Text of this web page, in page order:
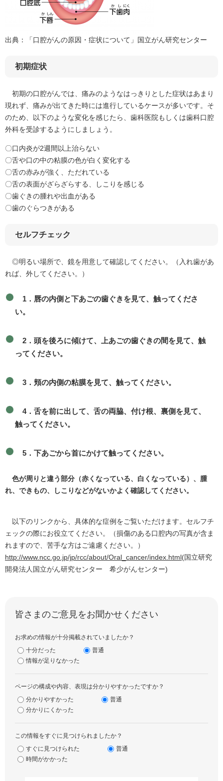
​出典：「口腔がんの原因・症状について」国立がん研究センター
初期症状
初期の口腔がんでは、痛みのようなはっきりとした症状はあまり
現れず、痛みが出てきた時には進行しているケースが多いです。そ
のため、以下のような変化を感じたら、歯科医院もしくは歯科口腔
外科を受診するようにしましょう。
〇口内炎が2週間以上治らない
〇舌や口の中の粘膜の色が白く変化する
〇舌の赤みが強く、ただれている
〇舌の表面がざらざらする、しこりを感じる
〇歯ぐきの腫れや出血がある
〇歯のぐらつきがある
セルフチェック
◎明るい場所で、鏡を用意して確認してください。（入れ歯があ
れば、外してください。）
1．唇の内側と下あごの歯ぐきを見て、触ってくださ
い。
2．頭を後ろに傾けて、上あごの歯ぐきの間を見て、触
ってください。
3．頬の内側の粘膜を見て、触ってください。
4．舌を前に出して、舌の両脇、付け根、裏側を見て、
触ってください。
5．下あごから首にかけて触ってください。
色が周りと違う部分（赤くなっている、白くなっている）、腫
れ、できもの、しこりなどがないかよく確認してください。
以下のリンクから、具体的な症例をご覧いただけます。セルフチ
ェックの際にお役立てください。（損傷のある口腔内の写真が含ま
れますので、苦手な方はご遠慮ください。）
http://www.ncc.go.jp/jp/rcc/about/Oral_cancer/index.html(国立研究
開発法人国立がん研究センター 希少がんセンター)
皆さまのご意見をお聞かせください
お求めの情報が十分掲載されていましたか？
十分だった
普通
情報が足りなかった
ページの構成や内容、表現は分かりやすかったですか？
分かりやすかった
普通
分かりにくかった
この情報をすぐに見つけられましたか？
すぐに見つけられた
普通
時間がかかった